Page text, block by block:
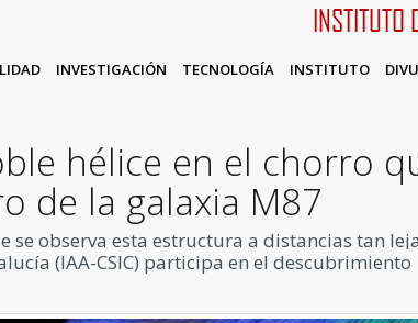
INSTITUTO
INVESTIGACIÓN TECNOLOGÍA INSTITUTO
hélice en el chorro
de la galaxia M87
observa esta estructura a distancias tan
(IAA-CSIC) participa en el descubrimiento